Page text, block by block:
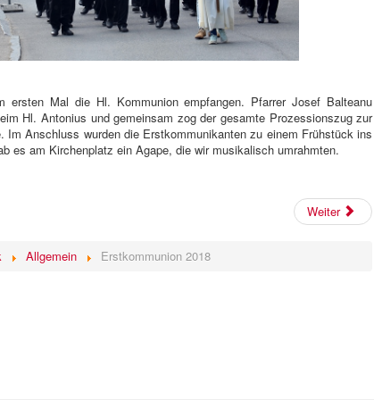
ersten Mal die Hl. Kommunion empfangen. Pfarrer Josef Balteanu
Hl. Antonius und gemeinsam zog der gesamte Prozessionszug zur
Im Anschluss wurden die Erstkommunikanten zu einem Frühstück ins
es am Kirchenplatz ein Agape, die wir musikalisch umrahmten.
Weiter
Allgemein Erstkommunion 2018